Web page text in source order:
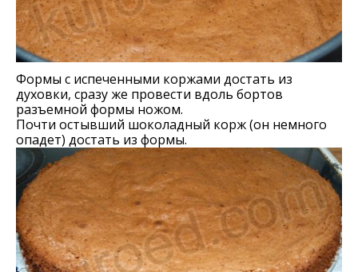
Формы с испеченными коржами достать из
духовки, сразу же провести вдоль бортов
разъемной формы ножом.
Почти остывший шоколадный корж (он немного
опадет) достать из формы.